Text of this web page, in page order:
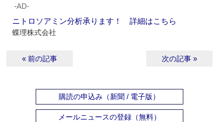
‐AD‐
ニトロソアミン分析承ります！ 詳細はこちら
蝶理株式会社
« 前の記事 次の記事 »
購読の申込み（新聞 / 電子版）
メールニュースの登録（無料）